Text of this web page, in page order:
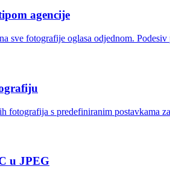
agencije
sve fotografije oglasa odjednom.
fotografija s predefiniranim postavkama
u JPEG